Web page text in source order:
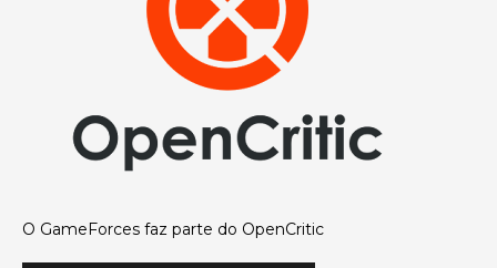
O GameForces faz parte do OpenCritic